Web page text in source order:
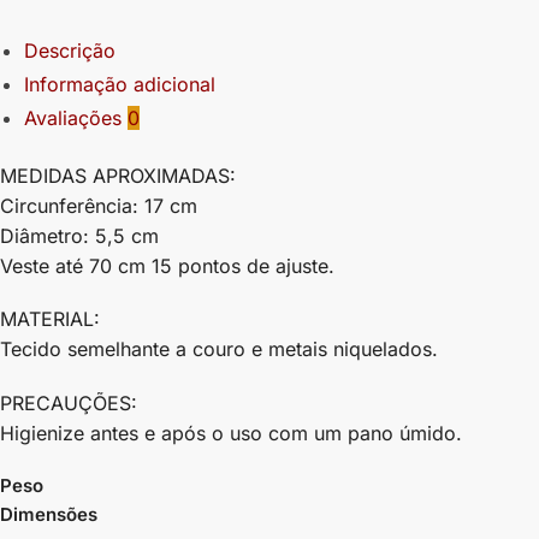
Descrição
Informação adicional
Avaliações 0
MEDIDAS APROXIMADAS:
Circunferência: 17 cm
Diâmetro: 5,5 cm
Veste até 70 cm 15 pontos de ajuste.
MATERIAL:
Tecido semelhante a couro e metais niquelados.
PRECAUÇÕES:
Higienize antes e após o uso com um pano úmido.
Peso
Dimensões